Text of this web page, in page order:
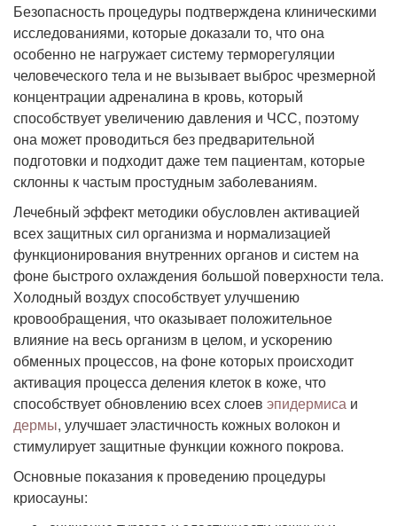
Безопасность процедуры подтверждена клиническими
исследованиями, которые доказали то, что она
особенно не нагружает систему терморегуляции
человеческого тела и не вызывает выброс чрезмерной
концентрации адреналина в кровь, который
способствует увеличению давления и ЧСС, поэтому
она может проводиться без предварительной
подготовки и подходит даже тем пациентам, которые
склонны к частым простудным заболеваниям.
Лечебный эффект методики обусловлен активацией
всех защитных сил организма и нормализацией
функционирования внутренних органов и систем на
фоне быстрого охлаждения большой поверхности тела.
Холодный воздух способствует улучшению
кровообращения, что оказывает положительное
влияние на весь организм в целом, и ускорению
обменных процессов, на фоне которых происходит
активация процесса деления клеток в коже, что
способствует обновлению всех слоев эпидермиса и
дермы, улучшает эластичность кожных волокон и
стимулирует защитные функции кожного покрова.
Основные показания к проведению процедуры
криосауны: